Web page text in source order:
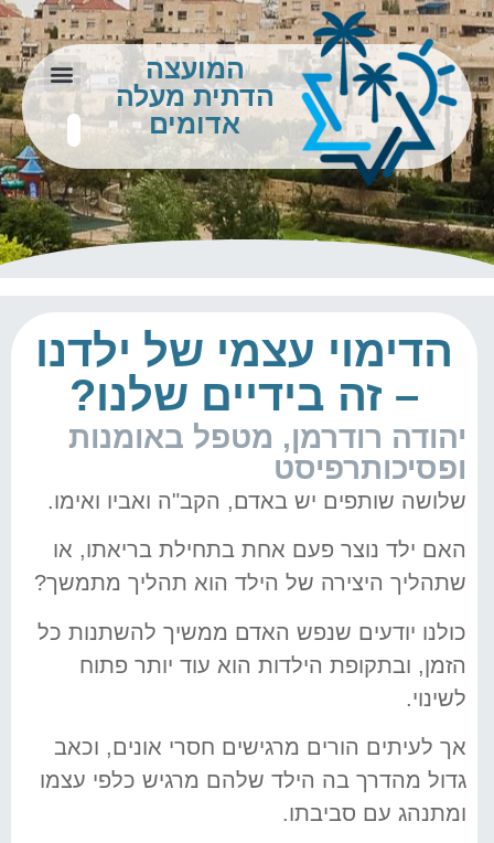
המועצה
הדתית מעלה
אדומים
הדימוי עצמי של ילדנו
– זה בידיים שלנו?
יהודה רודרמן, מטפל באומנות
ופסיכותרפיסט
שלושה שותפים יש באדם, הקב"ה ואביו ואימו.
האם ילד נוצר פעם אחת בתחילת בריאתו, או
שתהליך היצירה של הילד הוא תהליך מתמשך?
כולנו יודעים שנפש האדם ממשיך להשתנות כל
הזמן, ובתקופת הילדות הוא עוד יותר פתוח
לשינוי.
אך לעיתים הורים מרגישים חסרי אונים, וכאב
גדול מהדרך בה הילד שלהם מרגיש כלפי עצמו
ומתנהג עם סביבתו.